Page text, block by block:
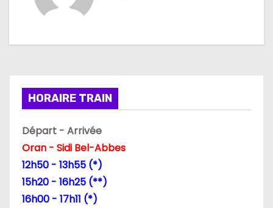
t
o
n
d
e
HORAIRE TRAIN
Départ - Arrivée
Oran - Sidi Bel-Abbes
12h50 - 13h55 (*)
15h20 - 16h25 (**)
16h00 - 17h11 (*)